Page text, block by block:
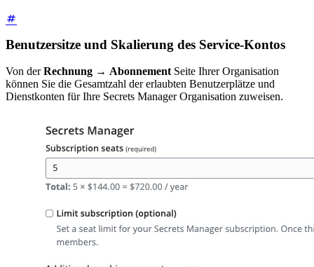
Benutzersitze und Skalierung des Service-Kontos
Von derRechnung → AbonnementSeite Ihrer Organisation
können Sie die Gesamtzahl der erlaubten Benutzerplätze und
Dienstkonten für Ihre Secrets Manager Organisation zuweisen.